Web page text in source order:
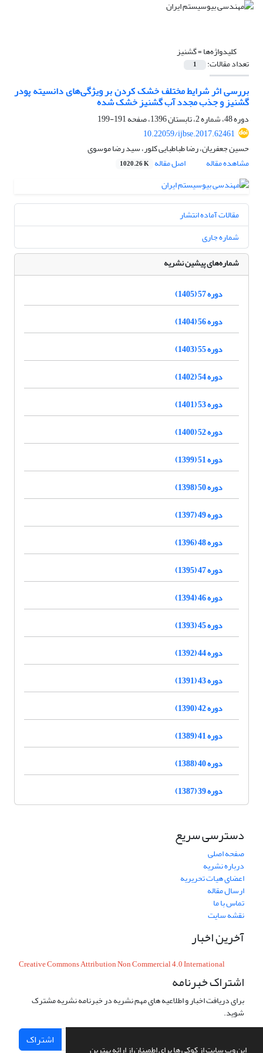
این وب سایت از کوکی ها برای اطمینان از ارائه بهترین
کلیدواژه‌ها =گشنیز
تعداد مقالات: 1
بررسی اثر شرایط مختلف خشک کردن بر ویژگی‌های دانسیته پودر
گشنیز و جذب مجدد آب گشنیز خشک شده
دوره 48، شماره 2، تابستان 1396، صفحه
191-199
10.22059/ijbse.2017.62461
حسین جعفریان، رضا طباطبایی کلور، سید رضا موسوی
مشاهده مقاله
اصل مقاله 1020.26 K
مقالات آماده انتشار
شماره جاری
شماره‌های پیشین نشریه
دوره 57 (1405)
دوره 56 (1404)
دوره 55 (1403)
دوره 54 (1402)
دوره 53 (1401)
دوره 52 (1400)
دوره 51 (1399)
دوره 50 (1398)
دوره 49 (1397)
دوره 48 (1396)
دوره 47 (1395)
دوره 46 (1394)
دوره 45 (1393)
دوره 44 (1392)
دوره 43 (1391)
دوره 42 (1390)
دوره 41 (1389)
دوره 40 (1388)
دوره 39 (1387)
دسترسی سریع
صفحه اصلی
درباره نشریه
اعضای هیات تحریریه
ارسال مقاله
تماس با ما
نقشه سایت
آخرین اخبار
Creative Commons Attribution Non Commercial 4.0 International
اشتراک خبرنامه
برای دریافت اخبار و اطلاعیه های مهم نشریه در خبرنامه نشریه مشترک
شوید.
اشتراک